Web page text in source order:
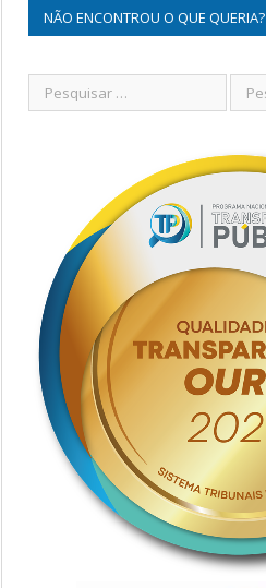
NÃO ENCONTROU O QUE QUERIA?